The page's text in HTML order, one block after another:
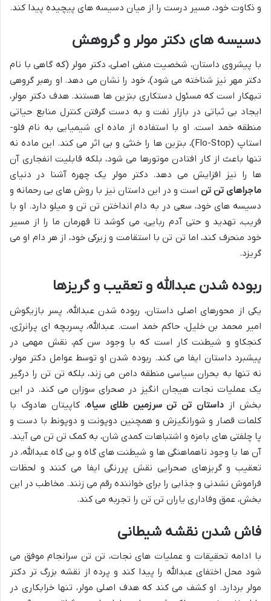
و ذکاوت خود، مسیر درست را از میان دسیسه های پیچیده پیدا کند.
دسیسه های دکتر مولر و گروهش
با پیشروی داستان، شخصیت منفی اصلی، دکتر مولر (که گاهی با نام
دکتر مهر نیز شناخته می شود)، خود را نشان می دهد. او رهبر گروهی
تبهکار است که مسئول دستکاری بنزین ها هستند. هدف دکتر مولر،
ایجاد بی ثباتی در بازار نفت و به دست گرفتن کنترل منابع حیاتی
منطقه خمد است. او با استفاده از ماده ای شیمیایی به نام فلو-
استاپ (Flo-Stop)، بنزین ها را خنثی و بی اثر می کند. این ماده نه
تنها باعث از کار افتادن موتورها می شود، بلکه قابلیت انفجاری آن
ها را نیز افزایش می دهد. دکتر مولر یک چهره آشنا در دنیای
ماجراهای تن تن است و در این داستان نیز با روش های بی رحمانه و
دسیسه های خود، سعی در به دام انداختن تن تن و میلو دارد. او با
فریب، تهدید و حتی آدم ربایی، می کوشد تا قهرمان ما را از مسیر
خود منحرف کند، اما تن تن با استقامت و زیرکی خود، از هر دام او می
گریزد.
ربوده شدن عبدالله و تعقیب و گریزها
یکی از محورهای اصلی داستان، ربوده شدن عبدالله، پسر بازیگوش
امیر محمد بن خلیل، حاکم خمد است. عبدالله، پسربچه ای پرانرژی،
کنجکاو و شیطنت کار است که با وجود سن کم، نقش مهمی در
پیشبرد داستان ایفا می کند. ربوده شدن او توسط عوامل دکتر مولر،
نه تنها به بحران سیاسی منطقه دامن می زند، بلکه تن تن را درگیر
یک عملیات نجات هیجان انگیز در صحرای سوزان می کند. در این
بخش از داستان تن تن سرزمین طلای سیاه، کاپیتان هادوک با
کلمات قصار و شورانگیزش و همچنین دوپونت و دوپونط با دست و
پا چلفتی های بامزه و اشتباهات کمدی شان، به کمک تن تن می آیند.
آن ها با وجود ناهماهنگی ها و شیطنت های گاه و بی گاه عبدالله، در
تعقیب و گریزهای صحرایی نقش پررنگی ایفا می کنند و لحظات
فراموش نشدنی و جذابی را برای خواننده رقم می زنند. مخاطب در این
بخش، عمق وفاداری یاران تن تن را تجربه می کند.
فاش شدن نقشه شیطانی
با ادامه تحقیقات و عملیات های نجات، تن تن سرانجام موفق می
شود محل اختفای عبدالله را پیدا کند و پرده از نقشه بزرگ تر دکتر
مولر بردارد. او کشف می کند که هدف اصلی مولر، تنها خرابکاری در